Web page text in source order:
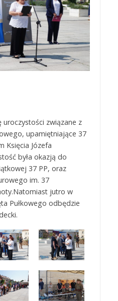
uroczystości związane z
upamiętniające 37
Księcia Józefa
była okazją do
37 PP, oraz
im. 37
jutro w
Pułkowego odbędzie